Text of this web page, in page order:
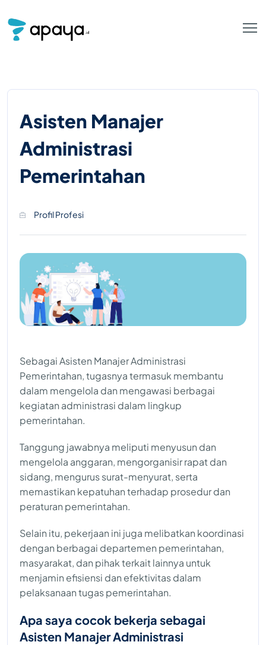
Asisten Manajer
Administrasi
Pemerintahan
Profil Profesi
Sebagai Asisten Manajer Administrasi
Pemerintahan, tugasnya termasuk membantu
dalam mengelola dan mengawasi berbagai
kegiatan administrasi dalam lingkup
pemerintahan.
Tanggung jawabnya meliputi menyusun dan
mengelola anggaran, mengorganisir rapat dan
sidang, mengurus surat-menyurat, serta
memastikan kepatuhan terhadap prosedur dan
peraturan pemerintahan.
Selain itu, pekerjaan ini juga melibatkan koordinasi
dengan berbagai departemen pemerintahan,
masyarakat, dan pihak terkait lainnya untuk
menjamin efisiensi dan efektivitas dalam
pelaksanaan tugas pemerintahan.
Apa saya cocok bekerja sebagai
Asisten Manajer Administrasi